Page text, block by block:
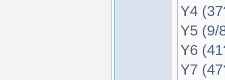
Y4
Y5 (9/
Y6
Y7